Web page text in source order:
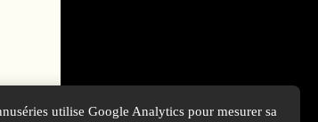
utilise Google Analytics pour mesurer sa